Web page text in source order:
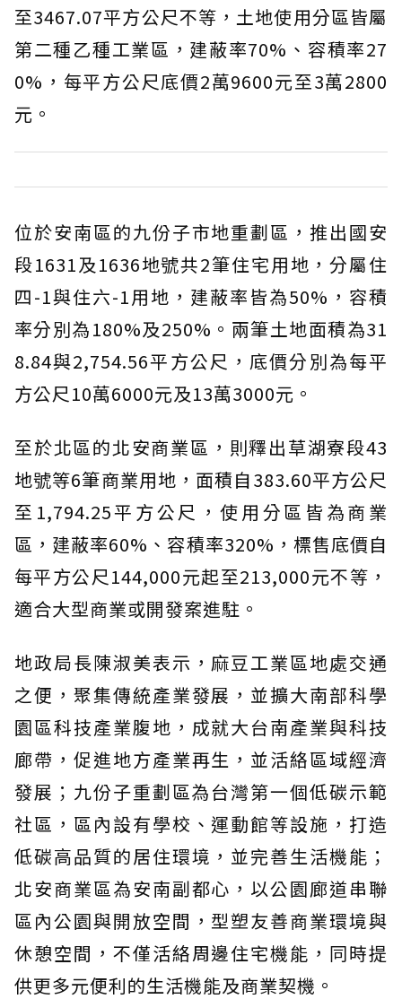
至3467.07平方公尺不等，土地使用分區皆屬
第二種乙種工業區，建蔽率70%、容積率27
0%，每平方公尺底價2萬9600元至3萬2800
元。
位於安南區的九份子市地重劃區，推出國安
段1631及1636地號共2筆住宅用地，分屬住
四-1與住六-1用地，建蔽率皆為50%，容積
率分別為180%及250%。兩筆土地面積為31
8.84與2,754.56平方公尺，底價分別為每平
方公尺10萬6000元及13萬3000元。
至於北區的北安商業區，則釋出草湖寮段43
地號等6筆商業用地，面積自383.60平方公尺
至1,794.25平方公尺，使用分區皆為商業
區，建蔽率60%、容積率320%，標售底價自
每平方公尺144,000元起至213,000元不等，
適合大型商業或開發案進駐。
地政局長陳淑美表示，麻豆工業區地處交通
之便，聚集傳統產業發展，並擴大南部科學
園區科技產業腹地，成就大台南產業與科技
廊帶，促進地方產業再生，並活絡區域經濟
發展；九份子重劃區為台灣第一個低碳示範
社區，區內設有學校、運動館等設施，打造
低碳高品質的居住環境，並完善生活機能；
北安商業區為安南副都心，以公園廊道串聯
區內公園與開放空間，型塑友善商業環境與
休憩空間，不僅活絡周邊住宅機能，同時提
供更多元便利的生活機能及商業契機。